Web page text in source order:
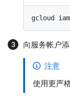
向服务帐户添
注意
使用更严